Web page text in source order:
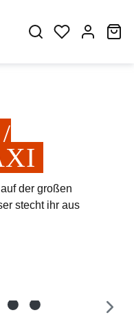
der großen
stecht ihr aus